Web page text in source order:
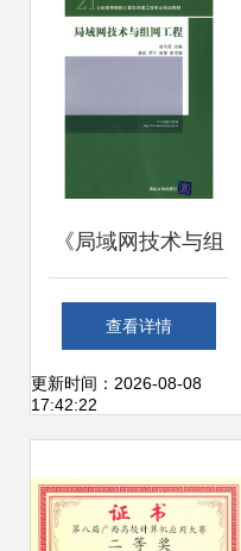
《局域网技术与组
网工程》 21世纪计
算机网络工程学习
查看详情
更新时间：2026-08-08
17:42:22